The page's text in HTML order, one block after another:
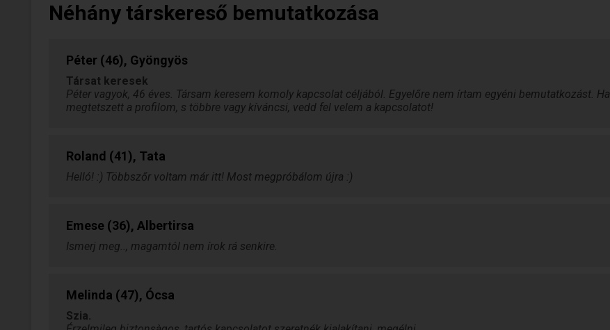
Néhány társkereső bemutatkozása
Péter (46), Gyöngyös
Társat keresek
Péter vagyok, 46 éves. Társam keresem komoly kapcsolat céljából. Egyelőre nem írtam egyéni bemutatkozást. Ha
megtetszett a profilom, s többre vagy kíváncsi, vedd fel velem a kapcsolatot!
Roland (41), Tata
Helló! :) Többszőr voltam már itt! Most megpróbálom újra :)
Emese (36), Albertirsa
Ismerj meg.., magamtól nem írok rá senkire.
Melinda (47), Ócsa
Szia.